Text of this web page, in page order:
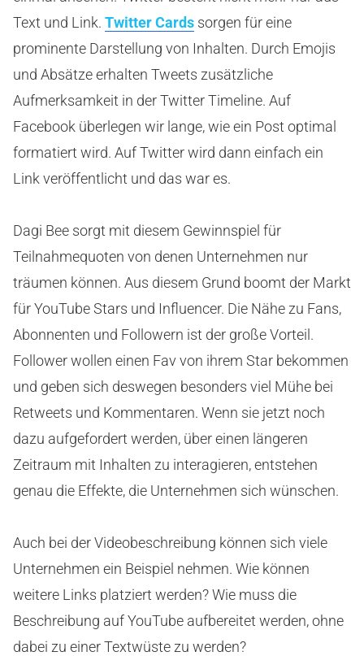
Text und Link. Twitter Cards sorgen für eine
prominente Darstellung von Inhalten. Durch Emojis
und Absätze erhalten Tweets zusätzliche
Aufmerksamkeit in der Twitter Timeline. Auf
Facebook überlegen wir lange, wie ein Post optimal
formatiert wird. Auf Twitter wird dann einfach ein
Link veröffentlicht und das war es.
Dagi Bee sorgt mit diesem Gewinnspiel für
Teilnahmequoten von denen Unternehmen nur
träumen können. Aus diesem Grund boomt der Markt
für YouTube Stars und Influencer. Die Nähe zu Fans,
Abonnenten und Followern ist der große Vorteil.
Follower wollen einen Fav von ihrem Star bekommen
und geben sich deswegen besonders viel Mühe bei
Retweets und Kommentaren. Wenn sie jetzt noch
dazu aufgefordert werden, über einen längeren
Zeitraum mit Inhalten zu interagieren, entstehen
genau die Effekte, die Unternehmen sich wünschen.
Auch bei der Videobeschreibung können sich viele
Unternehmen ein Beispiel nehmen. Wie können
weitere Links platziert werden? Wie muss die
Beschreibung auf YouTube aufbereitet werden, ohne
dabei zu einer Textwüste zu werden?